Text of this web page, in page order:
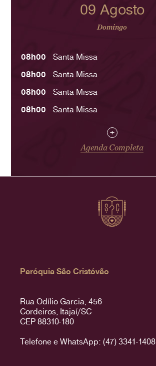
09 Agosto
Domingo
08h00
Santa Missa
08h00
Santa Missa
08h00
Santa Missa
08h00
Santa Missa
+
Agenda Completa
Paróquia São Cristóvão
Rua Odílio Garcia, 456
Cordeiros, Itajaí/SC
CEP 88310-180
Telefone e WhatsApp: (47) 3341-1408